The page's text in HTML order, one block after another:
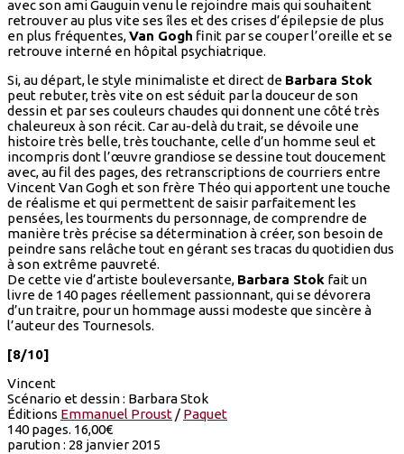
avec son ami Gauguin venu le rejoindre mais qui souhaitent
retrouver au plus vite ses îles et des crises d’épilepsie de plus
en plus fréquentes,Van Gogh finit par se couper l’oreille et se
retrouve interné en hôpital psychiatrique.
Si, au départ, le style minimaliste et direct de Barbara Stok
peut rebuter, très vite on est séduit par la douceur de son
dessin et par ses couleurs chaudes qui donnent une côté très
chaleureux à son récit. Car au-delà du trait, se dévoile une
histoire très belle, très touchante, celle d’un homme seul et
incompris dont l’œuvre grandiose se dessine tout doucement
avec, au fil des pages, des retranscriptions de courriers entre
Vincent Van Gogh et son frère Théo qui apportent une touche
de réalisme et qui permettent de saisir parfaitement les
pensées, les tourments du personnage, de comprendre de
manière très précise sa détermination à créer, son besoin de
peindre sans relâche tout en gérant ses tracas du quotidien dus
à son extrême pauvreté.
De cette vie d’artiste bouleversante, Barbara Stok fait un
livre de 140 pages réellement passionnant, qui se dévorera
d’un traitre, pour un hommage aussi modeste que sincère à
l’auteur des Tournesols.
[8/10]
Vincent
Scénario et dessin : Barbara Stok
Éditions Emmanuel Proust / Paquet
140 pages. 16,00€
parution : 28 janvier 2015